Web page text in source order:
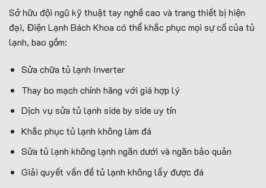
Sở hữu đội ngũ kỹ thuật tay nghề cao và trang thiết bị hiện
đại, Điện Lạnh Bách Khoa có thể khắc phục mọi sự cố của tủ
lạnh, bao gồm:
Sửa chữa tủ lạnh Inverter
Thay bo mạch chính hãng với giá hợp lý
Dịch vụ sửa tủ lạnh side by side uy tín
Khắc phục tủ lạnh không làm đá
Sửa tủ lạnh không lạnh ngăn dưới và ngăn bảo quản
Giải quyết vấn đề tủ lạnh không lấy được đá